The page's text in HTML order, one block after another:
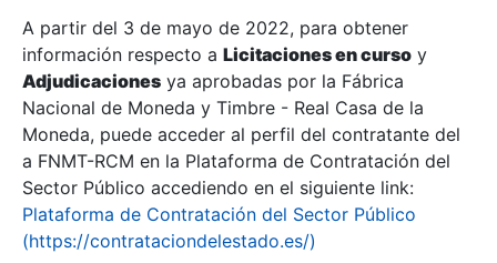
Mostra/Amaga
Mostra/Amaga
A partir del 3 de mayo de 2022, para obtener
información respecto a Licitaciones en curso y
Adjudicaciones ya aprobadas por la Fábrica
Nacional de Moneda y Timbre - Real Casa de la
Moneda, puede acceder al perfil del contratante del
a FNMT-RCM en la Plataforma de Contratación del
Sector Público accediendo en el siguiente link:
Plataforma de Contratación del Sector Público
(https://contrataciondelestado.es/)